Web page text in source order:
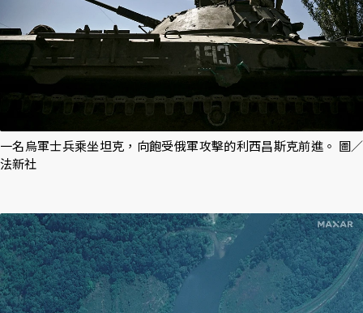
一名烏軍士兵乘坐坦克，向飽受俄軍攻擊的利西昌斯克前進。 圖／
法新社